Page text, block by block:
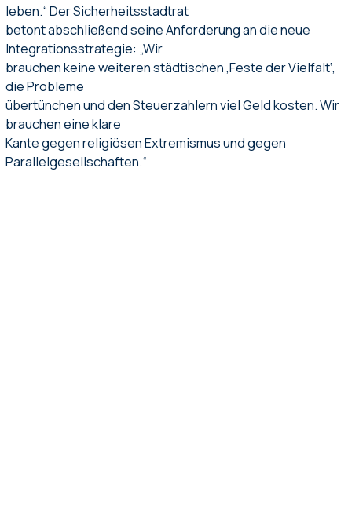
leben.“ Der Sicherheitsstadtrat
betont abschließend seine Anforderung an die neue
Integrationsstrategie: „Wir
brauchen keine weiteren städtischen ‚Feste der Vielfalt‘,
die Probleme
übertünchen und den Steuerzahlern viel Geld kosten. Wir
brauchen eine klare
Kante gegen religiösen Extremismus und gegen
Parallelgesellschaften.“